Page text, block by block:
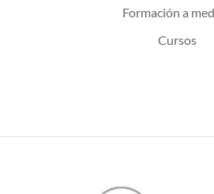
Formación a
Cursos